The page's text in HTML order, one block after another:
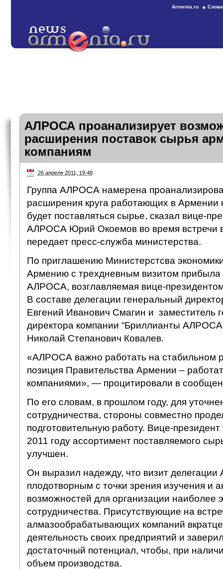
Armenia.ru
АЛРОСА проанализирует
расширения поставок сырья
компаниям
26 апреля 2011, 19:48
Группа АЛРОСА намерена
расширения круга работающих в Армении
будет поставляться сырье, сказал вице-
АЛРОСА Юрий Окоемов во время встречи
передает пресс-служба министерства.
По приглашению Министерстсва
Армению с трехдневным визитом прибыла
АЛРОСА, возглавляемая вице-
В составе делегации генеральный
Евгений Иванович Смагин и заместитель
директора компании “Бриллианты
Николай Степанович Ковалев.
«АЛРОСА важно работать на стабильном
позиция Правительства Армении –
компаниями», — процитировали в
По его словам, в прошлом году, для
сотрудничества, стороны совместно
подготовительную работу. Вице-
2011 году ассортимент поставляемого
улучшен.
Он выразил надежду, что визит
плодотворным с точки зрения изучения и
возможностей для организации наиболее
сотрудничества. Присутствующие на
алмазообрабатывающих компаний
деятельность своих предприятий и
достаточный потенциал, чтобы, при
объем производства.